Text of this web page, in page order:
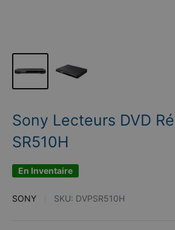
Sony Lecteurs DVD
SR510H
En Inventaire
SONY SKU: DVPSR510H